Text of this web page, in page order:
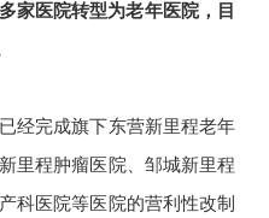
家医院转型为老年医院，目
经完成旗下东营新里程老年
里程肿瘤医院、邹城新里程
科医院等医院的营利性改制